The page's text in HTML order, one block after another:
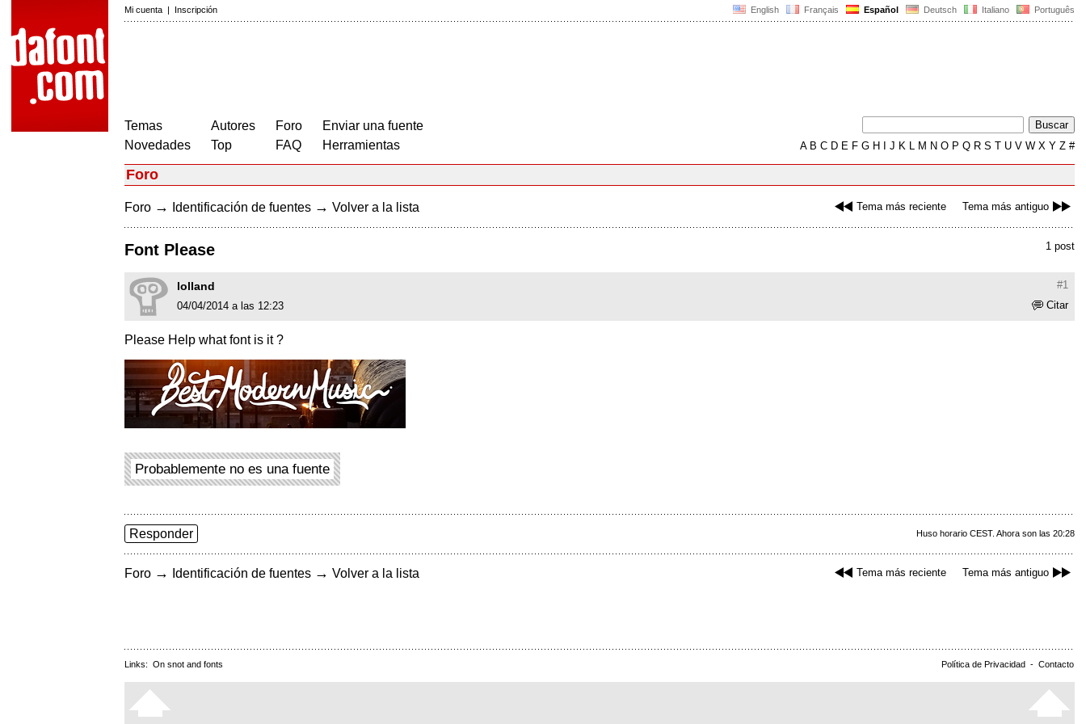
English Français Español Deutsch Italiano Português
Mi cuenta | Inscripción
Temas
Novedades
Autores
Top
Foro
FAQ
Enviar una fuente
Herramientas
AB C D E F G H J K L M N O P Q R S T U V W X Y Z #
Foro
Tema más reciente Tema más antiguo
Foro → Identificación de fuentes → Volver a la lista
1 post
Font Please
#1
lolland
Citar
04/04/2014 a las 12:23
Please Help what font is it ?
Probablemente no es una fuente
Huso horario CEST. Ahora son las 20:28
Responder
Tema más reciente Tema más antiguo
Foro → Identificación de fuentes → Volver a la lista
Política de Privacidad - Contacto
Links: On snot and fonts